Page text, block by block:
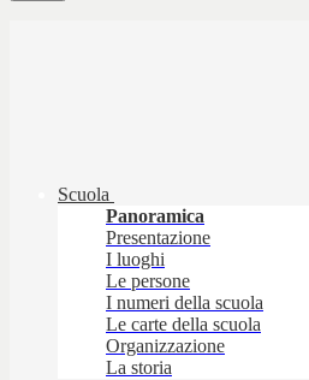
Scuola
Panoramica
Presentazione
I luoghi
Le persone
I numeri della scuola
Le carte della scuola
Organizzazione
La storia